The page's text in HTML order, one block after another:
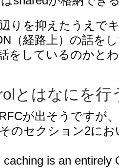
りを抑えたうえで
（経路上）の話を
をしているのかと
とはなにを行
が出そうですが
のセクション2にお
caching is an entirely